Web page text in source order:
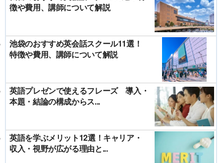
徴や費用、講師について解説
池袋のおすすめ英会話スクール11選！
特徴や費用、講師について解説
英語プレゼンで使えるフレーズ 導入・
本題・結論の構成からス...
英語を学ぶメリット12選！キャリア・
収入・視野が広がる理由と...